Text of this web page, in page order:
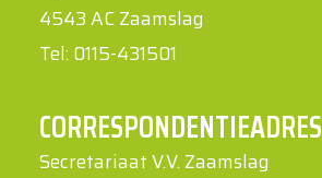
4543 AC Zaamslag
Tel: 0115-431501
CORRESPONDENTIEADRES
Secretariaat V.V. Zaamslag